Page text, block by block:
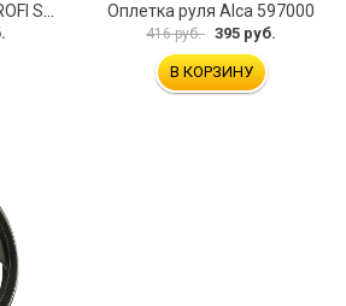
Оплетка руля Alca 597000
416 руб. 395 руб.
В КОРЗИНУ